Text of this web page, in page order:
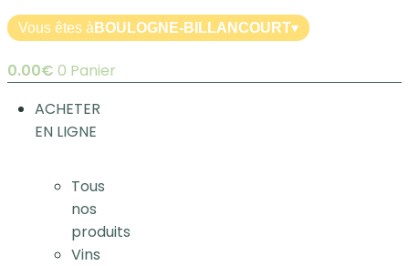
Vous êtes à BOULOGNE-BILLANCOURT▾
0.00€ 0 Panier
ACHETER
EN LIGNE
Tous
nos
produits
Vins